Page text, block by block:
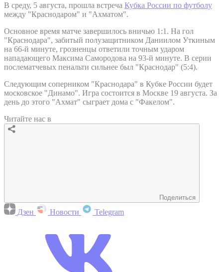
В среду, 5 августа, прошла встреча Кубка России по футболу
между "Краснодаром" и "Ахматом".
Основное время матче завершилось вничью 1:1. На гол
"Краснодара", забитый полузащитником Даниилом Уткиным
на 66-й минуте, грозненцы ответили точным ударом
нападающего Максима Самородова на 93-й минуте. В серии
послематчевых пенальти сильнее был "Краснодар" (5:4).
Следующим соперником "Краснодара" в Кубке России будет
московское "Динамо". Игра состоится в Москве 19 августа. За
день до этого "Ахмат" сыграет дома с "Факелом".
Читайте нас в
Поделиться
Дзен Новости Telegram